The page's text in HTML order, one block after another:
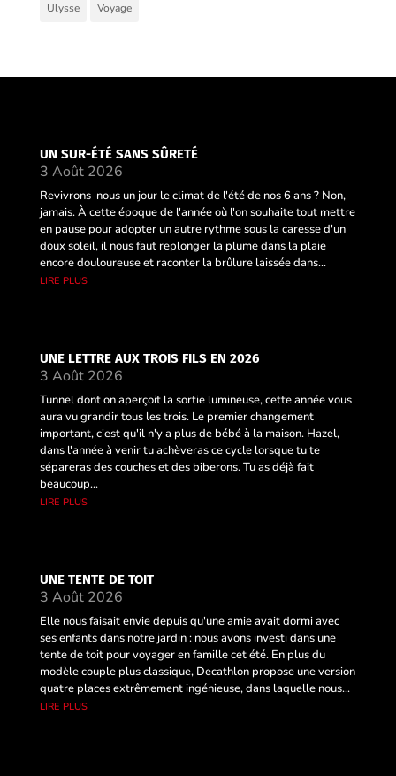
Ulysse Voyage
UN SUR-ÉTÉ SANS SÛRETÉ
3 Août 2026
Revivrons-nous un jour le climat de l'été de nos 6 ans ? Non,
jamais. À cette époque de l'année où l'on souhaite tout mettre
en pause pour adopter un autre rythme sous la caresse d'un
doux soleil, il nous faut replonger la plume dans la plaie
encore douloureuse et raconter la brûlure laissée dans...
lire plus
UNE LETTRE AUX TROIS FILS EN 2026
3 Août 2026
Tunnel dont on aperçoit la sortie lumineuse, cette année vous
aura vu grandir tous les trois. Le premier changement
important, c'est qu'il n'y a plus de bébé à la maison. Hazel,
dans l'année à venir tu achèveras ce cycle lorsque tu te
sépareras des couches et des biberons. Tu as déjà fait
beaucoup...
lire plus
UNE TENTE DE TOIT
3 Août 2026
Elle nous faisait envie depuis qu'une amie avait dormi avec
ses enfants dans notre jardin : nous avons investi dans une
tente de toit pour voyager en famille cet été. En plus du
modèle couple plus classique, Decathlon propose une version
quatre places extrêmement ingénieuse, dans laquelle nous...
lire plus